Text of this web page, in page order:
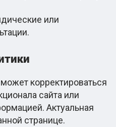
или
корректироваться
сайта или
Актуальная
странице.